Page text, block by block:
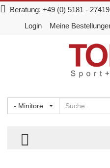
Beratung: +49 (0) 5181 - 27419
Login
Meine
- Minitore Suchen
TOGGLE